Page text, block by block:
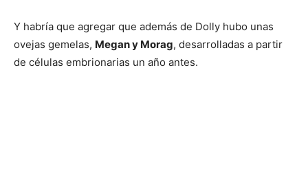
Y habría que agregar que además de Dolly hubo unas
ovejas gemelas, Megan y Morag, desarrolladas a partir
de células embrionarias un año antes.